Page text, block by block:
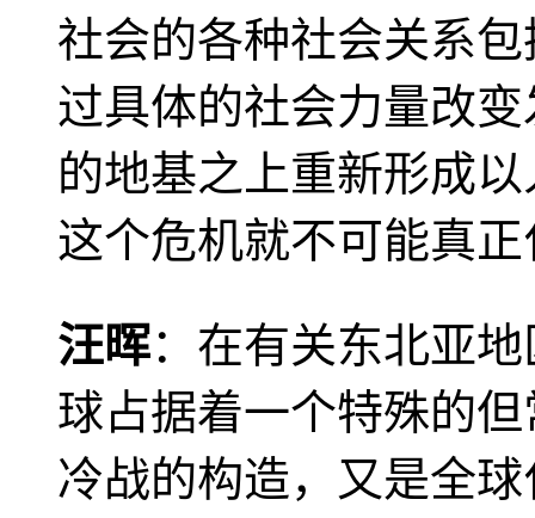
社会的各种社会关系
过具体的社会力量改
的地基之上重新形成
这个危机就不可能真
汪晖：在有关东北亚
球占据着一个特殊的
冷战的构造，又是全